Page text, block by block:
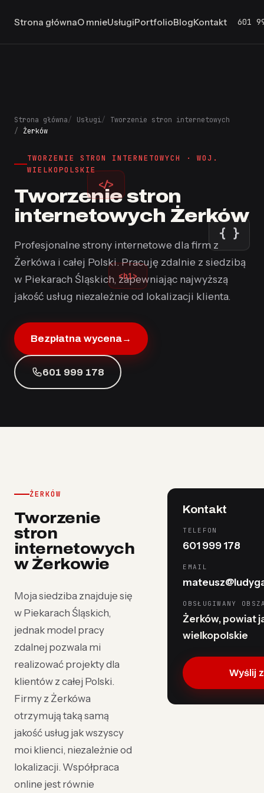
Strona głównaO mnieUsługiPortfolioBlogKontakt 601
</>
{ }
<h1>
Strona główna Usługi
Tworzenie stron internetowych
Żerków
TWORZENIE STRON INTERNETOWYCH · WOJ.
WIELKOPOLSKIE
Tworzenie stron
internetowych Żerków
Profesjonalne strony internetowe dla firm z
Żerkówa i całej Polski. Pracuję zdalnie z siedzibą
w Piekarach Śląskich, zapewniając najwyższą
jakość usług niezależnie od lokalizacji klienta.
Bezpłatna wycena→
601 999 178
ŻERKÓW
Tworzenie
stron
internetowych
w Żerkowie
Moja siedziba znajduje się
w Piekarach Śląskich,
jednak model pracy
zdalnej pozwala mi
realizować projekty dla
klientów z całej Polski.
Firmy z Żerkówa
otrzymują taką samą
jakość usług jak wszyscy
moi klienci, niezależnie od
lokalizacji. Współpraca
online jest równie
Kontakt
TELEFON
601 999 178
EMAIL
OBSŁUGIWANY
Żerków, powiat
wielkopolskie
Wyślij